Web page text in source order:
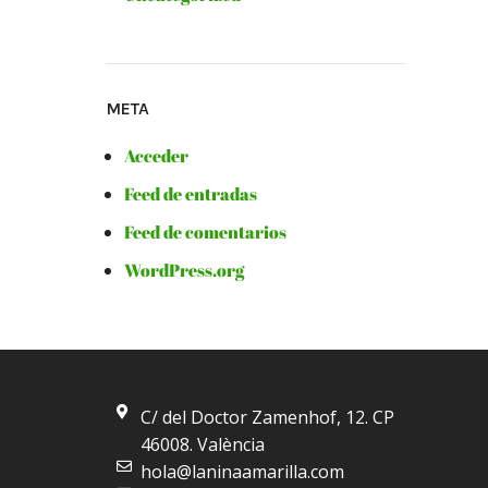
META
Acceder
Feed de entradas
Feed de comentarios
WordPress.org
C/ del Doctor Zamenhof, 12. CP
46008. València
hola@laninaamarilla.com